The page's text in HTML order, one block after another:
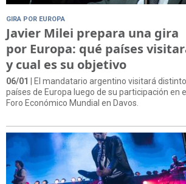
GIRA POR EUROPA
Javier Milei prepara una gira
por Europa: qué países
y cual es su objetivo
06/01
| El mandatario argentino visitará
países de Europa luego de su participación en el
Foro Económico Mundial en Davos.